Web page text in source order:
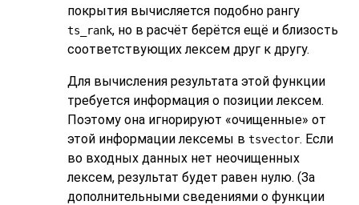
покрытия вычисляется подобно рангу
ts_rank, но в расчёт берётся ещё и близость
соответствующих лексем друг к другу.
Для вычисления результата этой функции
требуется информация о позиции лексем.
Поэтому она игнорируют «очищенные» от
этой информации лексемы в tsvector. Если
во входных данных нет неочищенных
лексем, результат будет равен нулю. (За
дополнительными сведениями о функции